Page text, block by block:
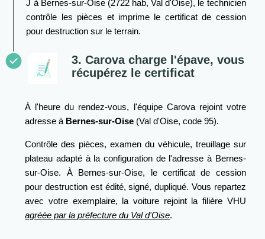
J à Bernes-sur-Oise (2722 hab, Val d'Oise), le technicien
contrôle les pièces et imprime le certificat de cession
pour destruction sur le terrain.
3. Carova charge l'épave, vous
récupérez le certificat
À l'heure du rendez-vous, l'équipe Carova rejoint votre
adresse à Bernes-sur-Oise (Val d'Oise, code 95).
Contrôle des pièces, examen du véhicule, treuillage sur
plateau adapté à la configuration de l'adresse à Bernes-
sur-Oise. À Bernes-sur-Oise, le certificat de cession
pour destruction est édité, signé, dupliqué. Vous repartez
avec votre exemplaire, la voiture rejoint la filière VHU
agréée par la préfecture du Val d'Oise.